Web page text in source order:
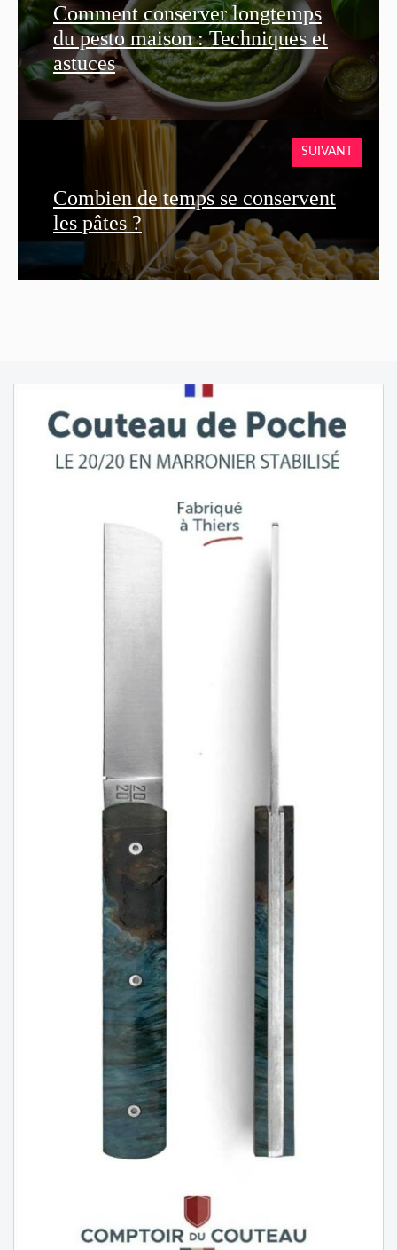
Comment conserver longtemps
du pesto maison : Techniques et
astuces
SUIVANT
Combien de temps se conservent
les pâtes ?